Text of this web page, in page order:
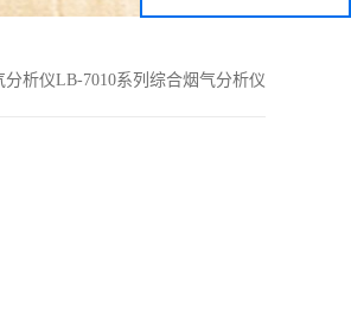
分析仪LB-7010系列综合烟气分析仪